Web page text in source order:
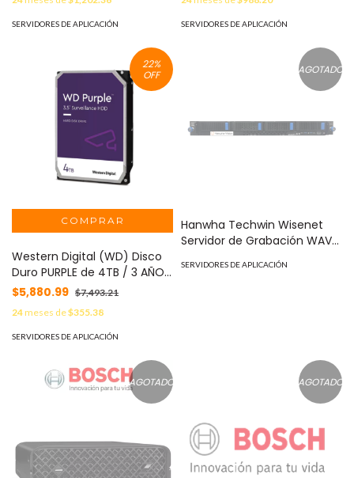
AP15PRO
SERVIDORES DE APLICACIÓN
Capacidad 12TB / Cache
512MB / Garantía 2 A MOD:
SERVIDORES DE APLICACIÓN
22%
OFF
Western Digital (WD) Disco
Duro PURPLE de 4TB / 3 AÑOS
DE GARANTÍA / Para
Videovigilancia WD43PURZ
$5,880.99 $7,493.21
24meses de$355.38
SERVIDORES DE APLICACIÓN
AGOTADO
Hanwha Techwin Wisenet
Servidor de Grabación WAVE
Windows Server / 1U
Rackmount / 64TB
SERVIDORES DE APLICACIÓN
AGOTADO AGOTADO